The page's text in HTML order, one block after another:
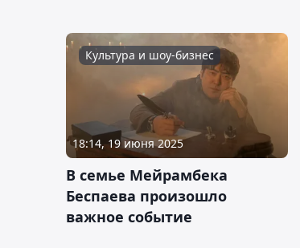
Культура и шоу-бизнес
18:14, 19 июня 2025
В семье Мейрамбека
Беспаева произошло
важное событие